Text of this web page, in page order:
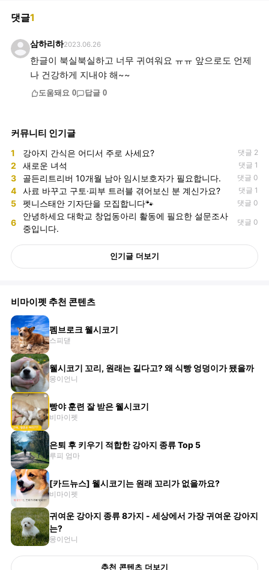
댓글1
삼하리하2023.06.26
한글이 북실북실하고 너무 귀여워요 ㅠㅠ 앞으로도 언제
나 건강하게 지내야 해~~
도움돼요 0 답글 0
커뮤니티 인기글
1 강아지 간식은 어디서 주로 사세요? 댓글 2
2 새로운 녀석 댓글 1
3 골든리트리버 10개월 남아 임시보호자가 필요합니다. 댓글 0
4 사료 바꾸고 구토·피부 트러블 겪어보신 분 계신가요? 댓글 1
5 펫니스태안 기자단을 모집합니다🐾 댓글 0
6
안녕하세요 대학교 창업동아리 활동에 필요한 설문조사
중입니다.
댓글 0
인기글 더보기
비마이펫 추천 콘텐츠
펨브로크 웰시코기
스피댇
웰시코기 꼬리, 원래는 길다고? 왜 식빵 엉덩이가 됐을까
몽이언니
빵야 훈련 잘 받은 웰시코기
비마이펫
은퇴 후 키우기 적합한 강아지 종류 Top 5
루피 엄마
[카드뉴스] 웰시코기는 원래 꼬리가 없을까요?
비마이펫
귀여운 강아지 종류 8가지 - 세상에서 가장 귀여운 강아지
는?
몽이언니
추천 콘텐츠 더보기